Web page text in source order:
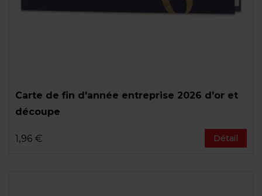
Carte de fin d'année entreprise 2026 d'or et
découpe
1,96 € Détail